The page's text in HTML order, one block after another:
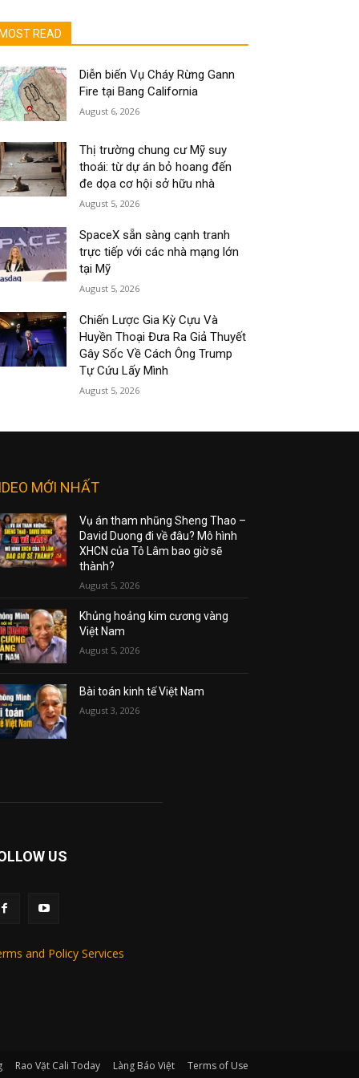
MOST READ
Diễn biến Vụ Cháy Rừng Gann
Fire tại Bang California
August 6, 2026
Thị trường chung cư Mỹ suy
thoái: từ dự án bỏ hoang đến
đe dọa cơ hội sở hữu nhà
August 5, 2026
SpaceX sẵn sàng cạnh tranh
trực tiếp với các nhà mạng lớn
tại Mỹ
August 5, 2026
Chiến Lược Gia Kỳ Cựu Và
Huyền Thoại Đưa Ra Giả Thuyết
Gây Sốc Về Cách Ông Trump
Tự Cứu Lấy Mình
August 5, 2026
MỚI NHẤT
Vụ án tham nhũng Sheng Thao –
David Duong đi về đâu? Mô hình
XHCN của Tô Lâm bao giờ sẽ
thành?
August 5, 2026
Khủng hoảng kim cương vàng
Việt Nam
August 5, 2026
Bài toán kinh tế Việt Nam
August 3, 2026
US
and Policy Services
Rao Vặt Cali Today Làng Báo Việt Terms of Use